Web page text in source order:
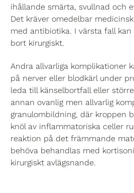
ihållande smärta, svullnad och
Det kräver omedelbar
med antibiotika. I värsta fall
bort kirurgiskt.
Andra allvarliga komplikationer
på nerver eller blodkärl under
leda till känselbortfall eller
annan ovanlig men allvarlig
granulombildning, där kroppen
knöl av inflammatoriska celler
reaktion på det främmande
behöva behandlas med
kirurgiskt avlägsnande.